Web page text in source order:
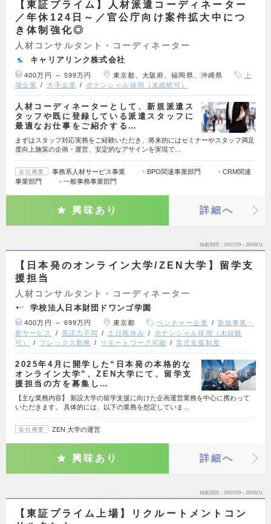
【東証プライム】人材派遣コーディネーター
／年休124日～／官公庁向け案件拡大中につ
き体制強化◎
人材コンサルタント・コーディネーター
キャリアリンク株式会社
400万円 ～ 599万円 東京都、大阪府、福岡県、沖縄県
上
場企業
大手企業 ポテンシャル採用（未経験可）
人材コーディネーターとして、新規派遣ス
タッフや既に登録している派遣スタッフに
最適なお仕事をご紹介する…
まずはスタッフ対応実務をご経験いただき、将来的にはセミナーやスタッフ満足
度向上施策の企画・運営、安定的なアサインを実現で…
会社概要
事務系人材サービス事業 ・BPO関連事業部門 ・CRM関連
事業部門 ・一般事務事業部門
興味あり 詳細へ
掲載期間 26/07/29～26/08/11
【日本発のオンライン大学/ZEN大学】留学支
援担当
人材コンサルタント・コーディネーター
学校法人日本財団ドワンゴ学園
400万円 ～ 699万円 東京都 ベンチャー企業
新規事業・
新サービス
英語力不問 土日祝休み
ポテンシャル採用（未経験
可）
フレックス勤務 リモートワーク可能 育児支援制度
2025年4月に開学した“日本発の本格的な
オンライン大学”、ZEN大学にて、留学支
援担当の方を募集し…
【主な業務内容】 新設大学の留学支援に向けた企画運営業務を中心に携わって
いただきます。 具体的には、以下の業務を想定していま…
会社概要 ZEN 大学の運営
興味あり 詳細へ
掲載期間 26/07/29～26/08/11
【東証プライム上場】リクルートメントコン